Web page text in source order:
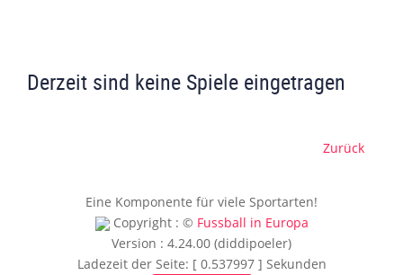
Derzeit sind keine Spiele eingetragen
Zurück
Eine Komponente für viele Sportarten!
Copyright : © Fussball in Europa
Version : 4.24.00 (diddipoeler)
Ladezeit der Seite: [ 0.537997 ] Sekunden